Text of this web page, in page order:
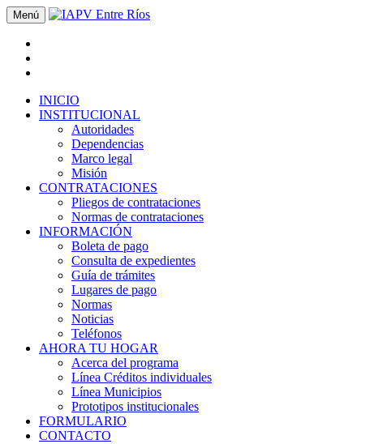
Menú
INICIO
INSTITUCIONAL
Autoridades
Dependencias
Marco legal
Misión
CONTRATACIONES
Pliegos de contrataciones
Normas de contrataciones
INFORMACIÓN
Boleta de pago
Consulta de expedientes
Guía de trámites
Lugares de pago
Normas
Noticias
Teléfonos
AHORA TU HOGAR
Acerca del programa
Línea Créditos individuales
Línea Municipios
Prototipos institucionales
FORMULARIO
CONTACTO